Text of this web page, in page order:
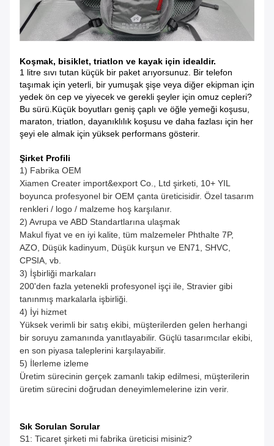
Koşmak, bisiklet, triatlon ve kayak için idealdir.
1 litre sıvı tutan küçük bir paket arıyorsunuz. Bir telefon
taşımak için yeterli, bir yumuşak şişe veya diğer ekipman için
yedek ön cep ve yiyecek ve gerekli şeyler için omuz cepleri?
Bu sürü.Küçük boyutları geniş çaplı ve öğle yemeği koşusu,
maraton, triatlon, dayanıklılık koşusu ve daha fazlası için her
şeyi ele almak için yüksek performans gösterir.
Şirket Profili
1) Fabrika OEM
Xiamen Creater import&export Co., Ltd şirketi, 10+ YIL
boyunca profesyonel bir OEM çanta üreticisidir. Özel tasarım
renkleri / logo / malzeme hoş karşılanır.
2) Avrupa ve ABD Standartlarına ulaşmak
Makul fiyat ve en iyi kalite, tüm malzemeler Phthalte 7P,
AZO, Düşük kadinyum, Düşük kurşun ve EN71, SHVC,
CPSIA, vb.
3) İşbirliği markaları
200'den fazla yetenekli profesyonel işçi ile, Stravier gibi
tanınmış markalarla işbirliği.
4) İyi hizmet
Yüksek verimli bir satış ekibi, müşterilerden gelen herhangi
bir soruyu zamanında yanıtlayabilir. Güçlü tasarımcılar ekibi,
en son piyasa taleplerini karşılayabilir.
5) İlerleme izleme
Üretim sürecinin gerçek zamanlı takip edilmesi, müşterilerin
üretim sürecini doğrudan deneyimlemelerine izin verir.
Sık Sorulan Sorular
S1: Ticaret şirketi mi fabrika üreticisi misiniz?